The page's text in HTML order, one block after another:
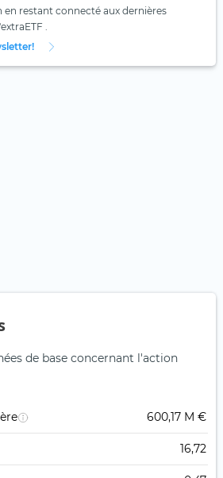
en restant connecté aux dernières
.
de base concernant l'action
600,17 M €
16,72